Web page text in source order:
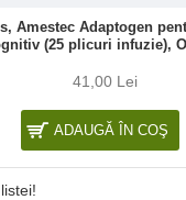
Amestec Adaptogen
(25 plicuri infuzie),
41,00 Lei
ADAUGĂ ÎN COŞ